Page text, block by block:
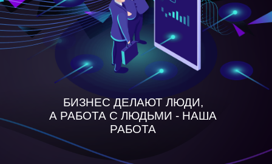
БИЗНЕС ДЕЛАЮТ ЛЮДИ,
А РАБОТА С ЛЮДЬМИ - НАША
РАБОТА